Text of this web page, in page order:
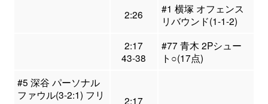
2:26
#1 横塚 オフェンス
リバウンド(1-1-2)
2:17
43-38
#77 青木 2Pシュー
ト○(17点)
#5 深谷 パーソナル
ファウル(3-2:1) フリ
2:17